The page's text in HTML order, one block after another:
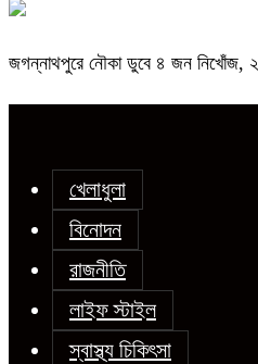
জগন্নাথপুরে নৌকা ডুবে ৪ জন নিখোঁজ,
খেলাধুলা
বিনোদন
রাজনীতি
লাইফ স্টাইল
স্বাস্থ্য চিকিৎসা